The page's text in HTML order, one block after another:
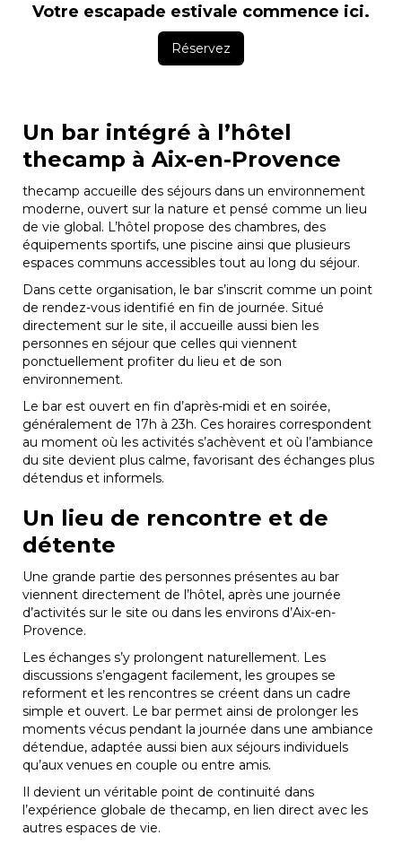
Votre escapade estivale commence ici.
Réservez
Un bar intégré à l’hôtel
thecamp à Aix-en-Provence
thecamp accueille des séjours dans un environnement
moderne, ouvert sur la nature et pensé comme un lieu
de vie global. L’hôtel propose des chambres, des
équipements sportifs, une piscine ainsi que plusieurs
espaces communs accessibles tout au long du séjour.
Dans cette organisation, le bar s’inscrit comme un point
de rendez-vous identifié en fin de journée. Situé
directement sur le site, il accueille aussi bien les
personnes en séjour que celles qui viennent
ponctuellement profiter du lieu et de son
environnement.
Le bar est ouvert en fin d’après-midi et en soirée,
généralement de 17h à 23h. Ces horaires correspondent
au moment où les activités s’achèvent et où l’ambiance
du site devient plus calme, favorisant des échanges plus
détendus et informels.
Un lieu de rencontre et de
détente
Une grande partie des personnes présentes au bar
viennent directement de l’hôtel, après une journée
d’activités sur le site ou dans les environs d’Aix-en-
Provence.
Les échanges s’y prolongent naturellement. Les
discussions s’engagent facilement, les groupes se
reforment et les rencontres se créent dans un cadre
simple et ouvert. Le bar permet ainsi de prolonger les
moments vécus pendant la journée dans une ambiance
détendue, adaptée aussi bien aux séjours individuels
qu’aux venues en couple ou entre amis.
Il devient un véritable point de continuité dans
l’expérience globale de thecamp, en lien direct avec les
autres espaces de vie.